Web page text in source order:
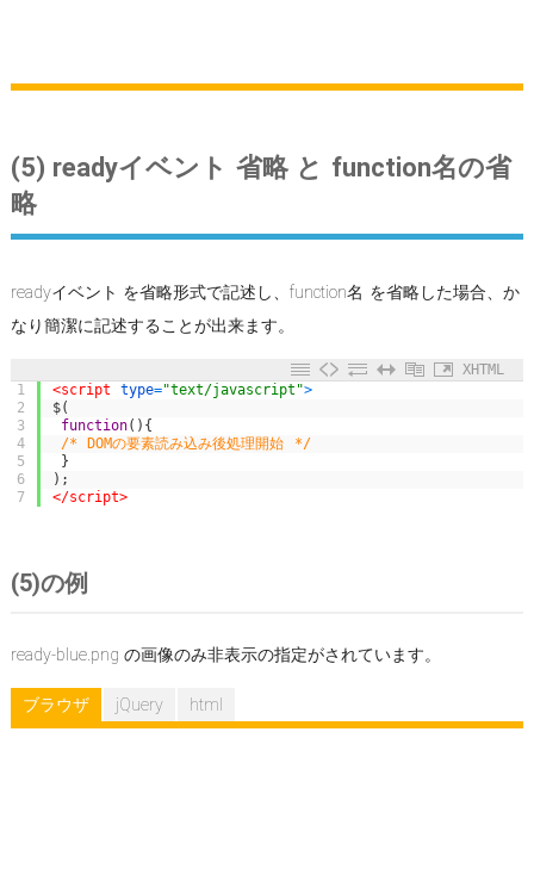
(5) readyイベント 省略 と function名の省
略
readyイベント を省略形式で記述し、function名 を省略した場合、か
なり簡潔に記述することが出来ます。
XHTML
1
2
3
4
5
6
7
<script type="text/javascript">
$(
function( ) {
/* DOMの要素読み込み後処理開始 */
}
) ;
</script>
(5)の例
ready-blue.png の画像のみ非表示の指定がされています。
ブラウザ jQuery html